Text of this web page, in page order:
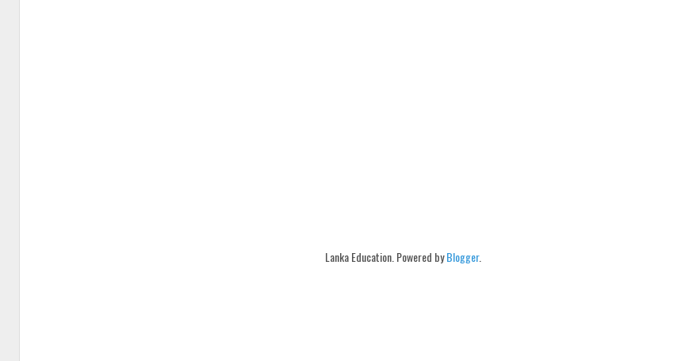
Lanka Education. Powered byBlogger.